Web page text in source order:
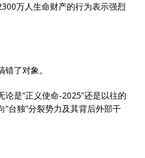
万人生命财产的行为表示强烈
了对象。
是“正义使命-2025”还是以往的
台独”分裂势力及其背后外部干